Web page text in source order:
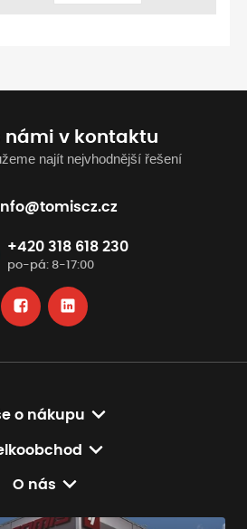
námi v kontaktu
najít nejvhodnější řešení
+420 318 618 230
po-pá: 8-17:00
o nákupu
O nás